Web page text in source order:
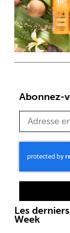
Abonnez-
Les
Week